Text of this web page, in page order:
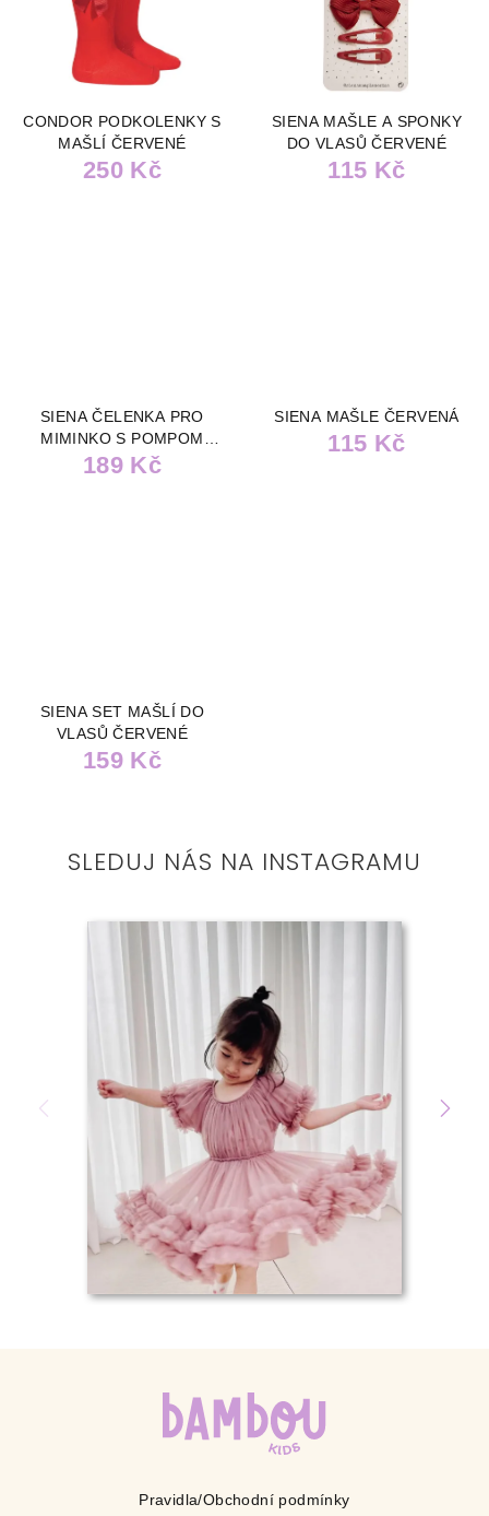
CONDOR PODKOLENKY S
MAŠLÍ ČERVENÉ
250 Kč
SIENA MAŠLE A SPONKY
DO VLASŮ ČERVENÉ
115 Kč
SIENA ČELENKA PRO
MIMINKO S POMPOM
ČERVENÁ
189 Kč
SIENA MAŠLE ČERVENÁ
115 Kč
SIENA SET MAŠLÍ DO
VLASŮ ČERVENÉ
159 Kč
SLEDUJ NÁS NA INSTAGRAMU
Pravidla/Obchodní podmínky